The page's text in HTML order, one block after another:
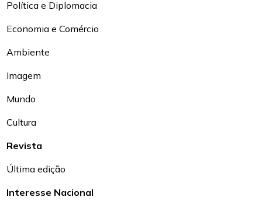
Política e Diplomacia
Economia e Comércio
Ambiente
Imagem
Mundo
Cultura
Revista
Última edição
Interesse Nacional